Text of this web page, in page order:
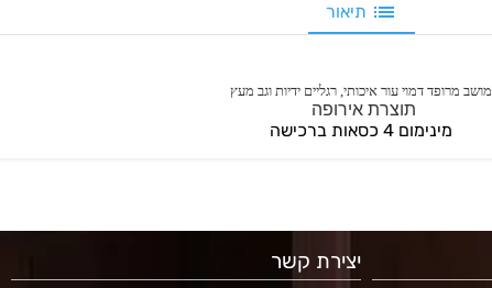
תיאור
מושב מרופד דמוי עור איכותי, רגליים ידיות וגב מעץ
תוצרת אירופה
מינימום 4 כסאות ברכישה
יצירת קשר